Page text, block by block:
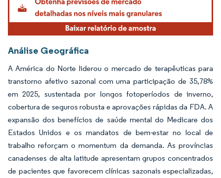
Análise Geográfica
A América do Norte liderou o mercado de terapêuticas para
transtorno afetivo sazonal com uma participação de 35,78%
em 2025, sustentada por longos fotoperíodos de inverno,
cobertura de seguros robusta e aprovações rápidas da FDA. A
expansão dos benefícios de saúde mental do Medicare dos
Estados Unidos e os mandatos de bem-estar no local de
trabalho reforçam o momentum da demanda. As províncias
canadenses de alta latitude apresentam grupos concentrados
de pacientes que favorecem clínicas sazonais especializadas,